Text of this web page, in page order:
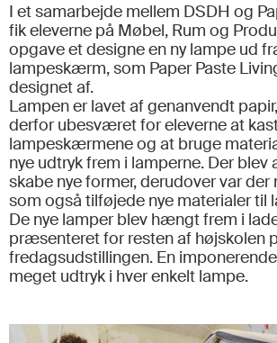
I et samarbejde mellem DSDH og
fik eleverne på Møbel, Rum og
opgave et designe en ny lampe ud
lampeskærm, som Paper Paste
designet af.
Lampen er lavet af genanvendt
derfor ubesværet for eleverne at
lampeskærmene og at bruge
nye udtryk frem i lamperne. Der
skabe nye former, derudover var der
som også tilføjede nye materialer
De nye lamper blev hængt frem i
præsenteret for resten af højskolen
fredagsudstillingen. En
meget udtryk i hver enkelt lampe.